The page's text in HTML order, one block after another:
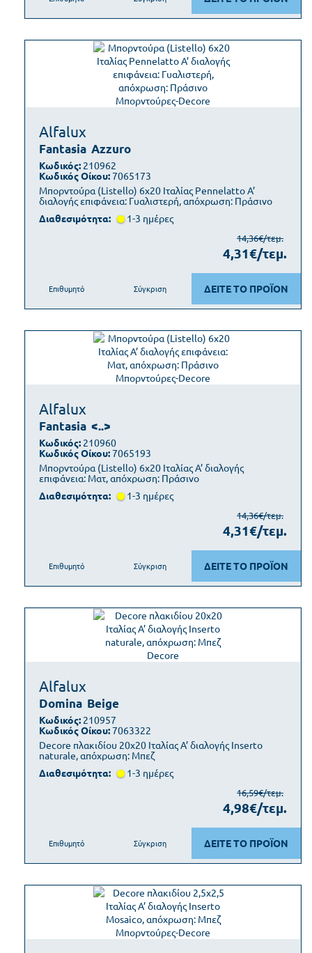
Alfalux
Fantasia Azzuro
Μπορντούρα (Listello) 6x20 Ιταλίας Pennelatto Α’
διαλογής επιφάνεια: Γυαλιστερή, απόχρωση: Πράσινο
Κωδικός: 210962
Κωδικός Οίκου:7065173
Διαθεσιμότητα: 1-3 ημέρες
14,36€/τεμ.
4,31€/τεμ.
ΔΕΙΤΕ ΤΟ ΠΡΟΪΟΝ
Επιθυμητό Σύγκριση
Alfalux
Fantasia <..>
Μπορντούρα (Listello) 6x20 Ιταλίας Α’ διαλογής
επιφάνεια: Ματ, απόχρωση: Πράσινο
Κωδικός: 210960
Κωδικός Οίκου:7065193
Διαθεσιμότητα: 1-3 ημέρες
14,36€/τεμ.
4,31€/τεμ.
ΔΕΙΤΕ ΤΟ ΠΡΟΪΟΝ
Επιθυμητό Σύγκριση
Alfalux
Domina Beige
Decore πλακιδίου 20x20 Ιταλίας Α’ διαλογής Inserto
naturale, απόχρωση: Μπεζ
Κωδικός: 210957
Κωδικός Οίκου:7063322
Διαθεσιμότητα: 1-3 ημέρες
16,59€/τεμ.
4,98€/τεμ.
ΔΕΙΤΕ ΤΟ ΠΡΟΪΟΝ
Επιθυμητό Σύγκριση